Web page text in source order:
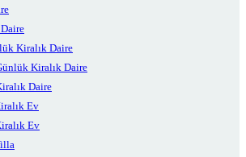
Kiralık Daire
Kiralık Daire
Daire
Ev
Ev